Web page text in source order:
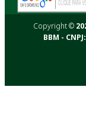
Copyright ©
BBM -